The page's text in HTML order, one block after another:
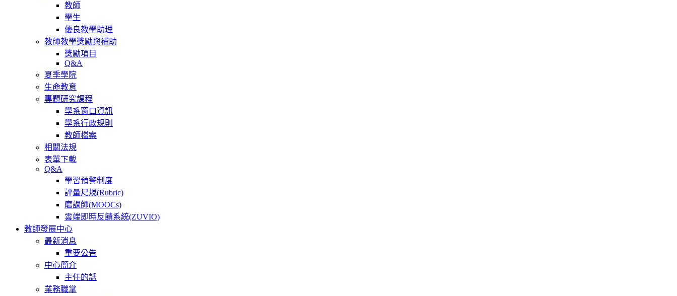
教師
學生
優良教學助理
教師教學獎勵與補助
獎勵項目
Q&A
夏季學院
生命教育
專題研究課程
學系窗口資訊
學系行政規則
教師檔案
相關法規
表單下載
Q&A
學習預警制度
評量尺規(Rubric)
磨課師(MOOCs)
雲端即時反饋系統(ZUVIO)
教師發展中心
最新消息
重要公告
中心簡介
主任的話
業務職掌